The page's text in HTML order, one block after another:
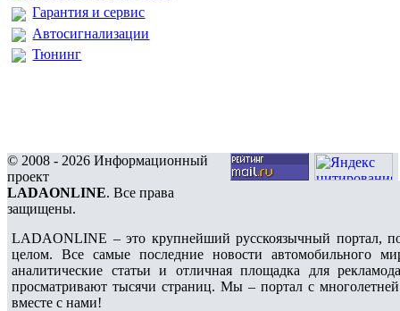
Гарантия и сервис
Автосигнализации
Тюнинг
© 2008 - 2026 Информационный
проект
LADAONLINE. Все права
защищены.
LADAONLINE – это крупнейший русскоязычный портал,
целом. Все самые последние новости автомобильного
аналитические статьи и отличная площадка для
просматривают тысячи страниц. Мы – портал с
вместе с нами!